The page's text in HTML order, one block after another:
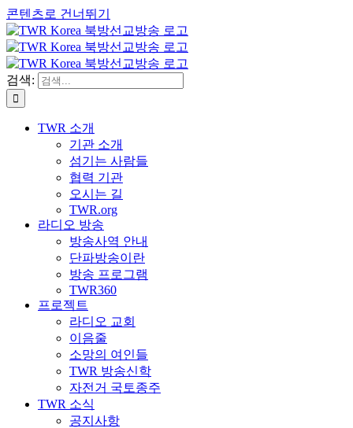
콘텐츠로 건너뛰기
검색:
TWR 소개
기관 소개
섬기는 사람들
협력 기관
오시는 길
TWR.org
라디오 방송
방송사역 안내
단파방송이란
방송 프로그램
TWR360
프로젝트
라디오 교회
이음줄
소망의 여인들
TWR 방송신학
자전거 국토종주
TWR 소식
공지사항